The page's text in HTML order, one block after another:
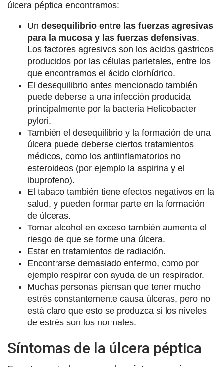
úlcera péptica encontramos:
Un desequilibrio entre las fuerzas agresivas
para la mucosa y las fuerzas defensivas.
Los factores agresivos son los ácidos gástricos
producidos por las células parietales, entre los
que encontramos el ácido clorhídrico.
El desequilibrio antes mencionado también
puede deberse a una infección producida
principalmente por la bacteria Helicobacter
pylori.
También el desequilibrio y la formación de una
úlcera puede deberse ciertos tratamientos
médicos, como los antiinflamatorios no
esteroideos (por ejemplo la aspirina y el
ibuprofeno).
El tabaco también tiene efectos negativos en la
salud, y pueden formar parte en la formación
de úlceras.
Tomar alcohol en exceso también aumenta el
riesgo de que se forme una úlcera.
Estar en tratamientos de radiación.
Encontrarse demasiado enfermo, como por
ejemplo respirar con ayuda de un respirador.
Muchas personas piensan que tener mucho
estrés constantemente causa úlceras, pero no
está claro que esto se produzca si los niveles
de estrés son los normales.
Síntomas de la úlcera péptica